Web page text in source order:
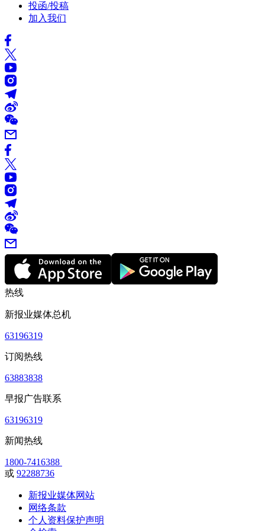
投函/投稿
加入我们
热线
新报业媒体总机
63196319
订阅热线
63883838
早报广告联系
63196319
新闻热线
1800-7416388
或 92288736
新报业媒体网站
网络条款
个人资料保护声明